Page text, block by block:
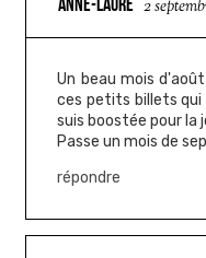
ANNE-LAURE 2
Un beau mois
ces petits billets qui
suis boostée pour la
Passe un mois de
répondre